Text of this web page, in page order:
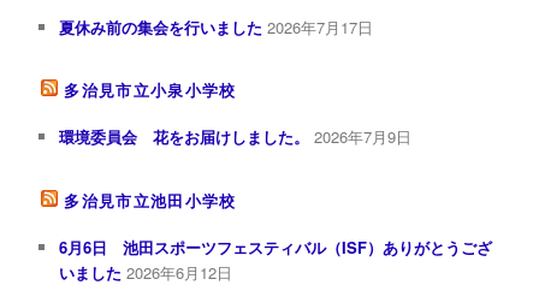
夏休み前の集会を行いました 2026年7月17日
多治見市立小泉小学校
環境委員会 花をお届けしました。 2026年7月9日
多治見市立池田小学校
6月6日 池田スポーツフェスティバル（ISF）ありがとうござ
いました 2026年6月12日